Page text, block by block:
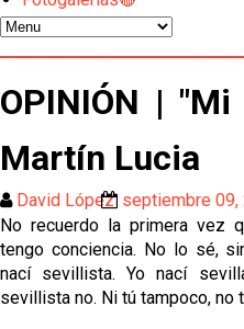
Odysseas Vlachodimos:
temporada pasada”
El Sevilla FC empieza a
fichajes
Opinión | "Carta abierta a
Análisis I Quién es y
Endrick y Marc Bernal
OPINIÓN |
Martín Lucia
David López septiembre 09,
No recuerdo la primera vez
tengo conciencia. No lo sé,
nací sevillista. Yo nací
sevillista no. Ni tú tampoco, no